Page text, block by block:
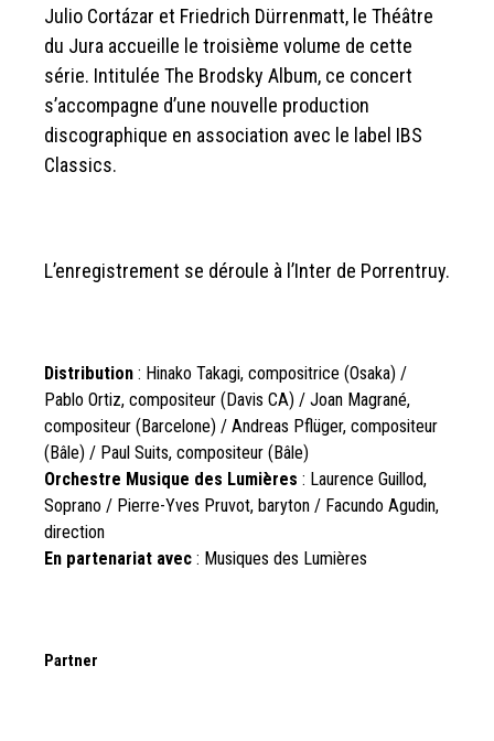
Julio Cortázar et Friedrich Dürrenmatt, le Théâtre
du Jura accueille le troisième volume de cette
série. Intitulée The Brodsky Album, ce concert
s’accompagne d’une nouvelle production
discographique en association avec le label IBS
Classics.
L’enregistrement se déroule à l’Inter de Porrentruy.
Distribution : Hinako Takagi, compositrice (Osaka) /
Pablo Ortiz, compositeur (Davis CA) / Joan Magrané,
compositeur (Barcelone) / Andreas Pflüger, compositeur
(Bâle) / Paul Suits, compositeur (Bâle)
Orchestre Musique des Lumières : Laurence Guillod,
Soprano / Pierre-Yves Pruvot, baryton / Facundo Agudin,
direction
En partenariat avec : Musiques des Lumières
Partner